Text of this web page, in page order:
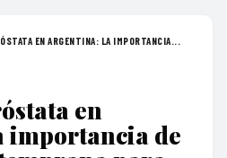
EN ARGENTINA: LA IMPORTANCIA...
en
importancia de